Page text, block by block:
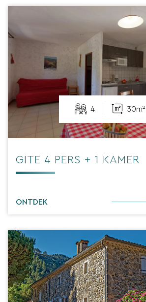
4 30m²
GITE 4 PERS + 1 KAMER
ONTDEK